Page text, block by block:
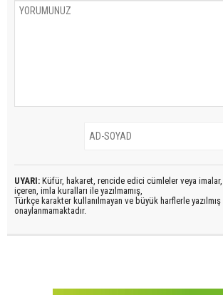
UYARI: Küfür, hakaret, rencide edici cümleler veya imalar,
içeren, imla kuralları ile yazılmamış,
Türkçe karakter kullanılmayan ve büyük harflerle
onaylanmamaktadır.